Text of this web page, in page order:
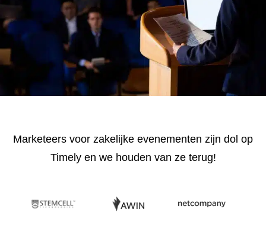
Marketeers voor zakelijke evenementen zijn dol op
Timely en we houden van ze terug!